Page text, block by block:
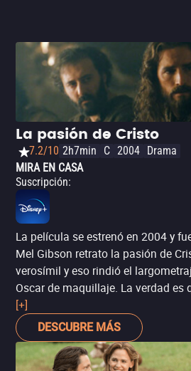
La pasión de Cristo
7.2/10 2h7min C 2004 Drama
MIRA EN CASA
Suscripción:
La película se estrenó en 2004 y
Mel Gibson retrato la pasión de
verosímil y eso rindió el
Oscar de maquillaje. La verdad es
su estreno se registró algunos
de los cines a la mitad de la
atención entregue a los detalles
mejores peliculas "biblicas"
[+]
DESCUBRE MÁS